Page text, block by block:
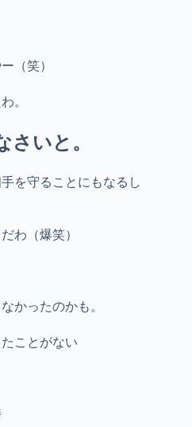
（笑）
。
さいと。
を守ることにもなるし
わ（爆笑）
かったのかも。
ことがない